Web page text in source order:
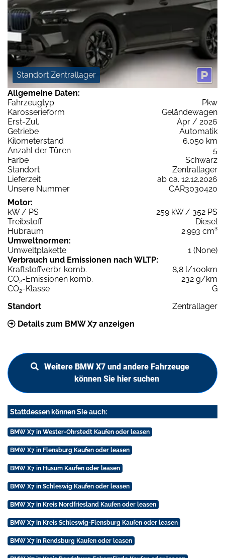
Standort Zentrallager
Allgemeine Daten:
Fahrzeugtyp
Pkw
Karosserieform
Geländewagen
Erst-Zul.
Apr / 2026
Getriebe
Automatik
Kilometerstand
6.050 km
Anzahl der Türen
5
Farbe
Schwarz
Standort
Zentrallager
Lieferzeit
ab ca. 12.12.2026
Unsere Nummer
CAR3030420
Motor:
kW / PS
259 kW / 352 PS
Treibstoff
Diesel
Hubraum
2.993 cm³
Umweltnormen:
Umweltplakette
1 (None)
Verbrauch und Emissionen nach WLTP:
Kraftstoffverbr. komb.
8,8 l/100km
CO2-Emissionen komb.
232 g/km
CO2-Klasse
G
Standort
Zentrallager
Details zum BMW X7 anzeigen
Weitere BMW X7 und andere Fahrzeuge
können Sie hier suchen
Stattdessen können Sie auch:
BMW X7 in Wester-Ohrstedt Kaufen oder leasen
BMW X7 in Flensburg Kaufen oder leasen
BMW X7 in Husum Kaufen oder leasen
BMW X7 in Schleswig Kaufen oder leasen
BMW X7 in Kreis Nordfriesland Kaufen oder leasen
BMW X7 in Kreis Schleswig-Flensburg Kaufen oder leasen
BMW X7 in Rendsburg Kaufen oder leasen